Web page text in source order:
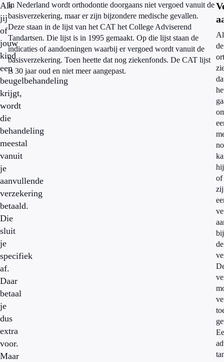
Als
jij
of
jouw
kind
een
beugelbehandeling
krijgt,
wordt
die
behandeling
meestal
vanuit
je
aanvullende
verzekering
betaald.
Die
sluit
je
specifiek
af.
Daar
betaal
je
dus
extra
voor.
Maar
In Nederland wordt orthodontie doorgaans niet vergoed vanuit de
basisverzekering, maar er zijn bijzondere medische gevallen.
Deze staan in de lijst van het CAT het College Adviserend
Tandartsen. Die lijst is in 1995 gemaakt. Op die lijst staan de
indicaties of aandoeningen waarbij er vergoed wordt vanuit de
basisverzekering. Toen heette dat nog ziekenfonds. De CAT lijst
is 30 jaar oud en niet meer aangepast.
de
hij
of
zij
bij
de